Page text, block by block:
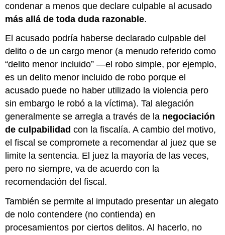
condenar a menos que declare culpable al acusado
más allá de toda duda razonable.
El acusado podría haberse declarado culpable del
delito o de un cargo menor (a menudo referido como
“delito menor incluido” —el robo simple, por ejemplo,
es un delito menor incluido de robo porque el
acusado puede no haber utilizado la violencia pero
sin embargo le robó a la víctima). Tal alegación
generalmente se arregla a través de la negociación
de culpabilidad con la fiscalía. A cambio del motivo,
el fiscal se compromete a recomendar al juez que se
limite la sentencia. El juez la mayoría de las veces,
pero no siempre, va de acuerdo con la
recomendación del fiscal.
También se permite al imputado presentar un alegato
de nolo contendere (no contienda) en
procesamientos por ciertos delitos. Al hacerlo, no